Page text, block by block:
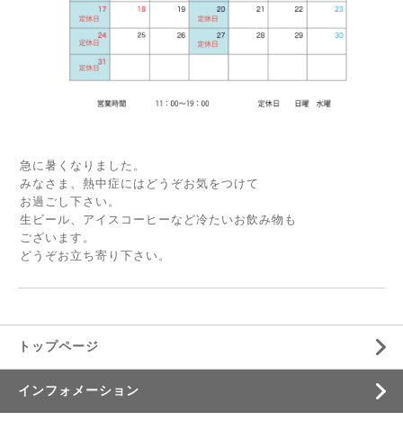
急に暑くなりました。
みなさま、熱中症にはどうぞお気をつけて
お過ごし下さい。
生ビール、アイスコーヒーなど冷たいお飲み物も
ございます。
どうぞお立ち寄り下さい。
トップページ
インフォメーション